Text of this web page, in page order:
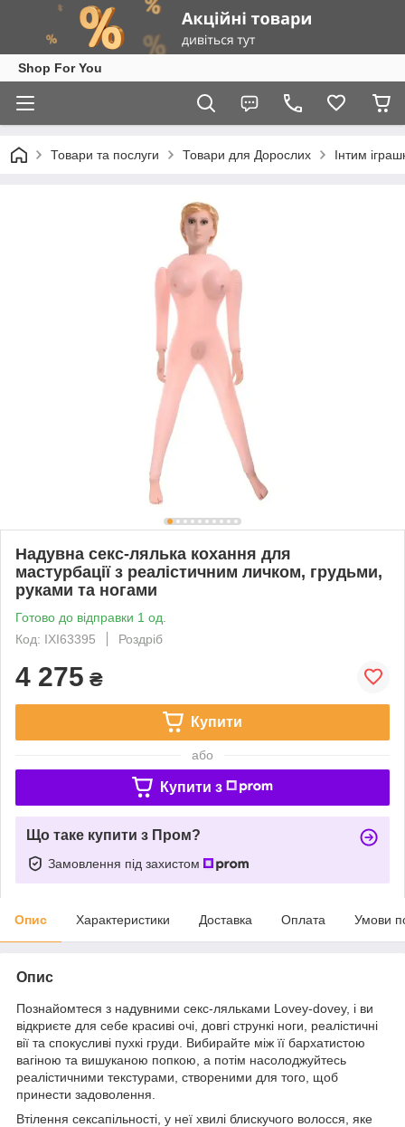
Shop For You
Товари та послуги Товари для Дорослих Інтим
Надувна секс-лялька кохання для
мастурбації з реалістичним личком, грудьми,
руками та ногами
Готово до відправки 1 од.
Код: IXI63395
Роздріб
4 275 ₴
Купити
або
Купити з
Що таке купити з Пром?
Замовлення під захистом
Опис Характеристики Доставка Оплата Умови
Опис
Познайомтеся з надувними секс-ляльками Lovey-dovey, і ви
відкриєте для себе красиві очі, довгі стрункі ноги, реалістичні
вії та спокусливі пухкі груди. Вибирайте між її бархатистою
вагіною та вишуканою попкою, а потім насолоджуйтесь
реалістичними текстурами, створеними для того, щоб
принести задоволення.
Втілення сексапільності, у неї хвилі блискучого волосся, яке